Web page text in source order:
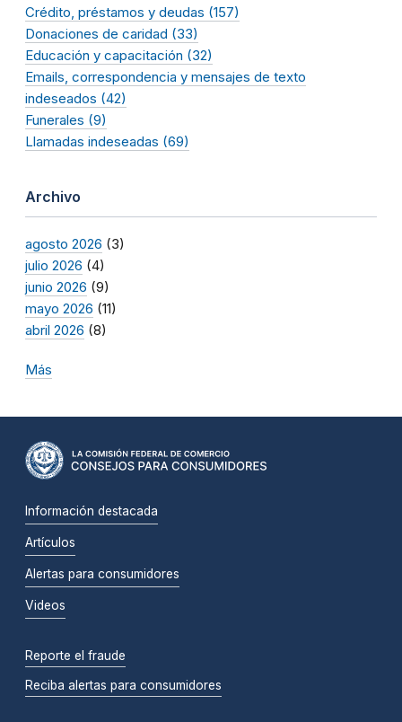
Crédito, préstamos y deudas (157)
Donaciones de caridad (33)
Educación y capacitación (32)
Emails, correspondencia y mensajes de texto
indeseados (42)
Funerales (9)
Llamadas indeseadas (69)
Archivo
agosto 2026 (3)
julio 2026 (4)
junio 2026 (9)
mayo 2026 (11)
abril 2026 (8)
Más
Información destacada
Artículos
Alertas para consumidores
Videos
Reporte el fraude
Reciba alertas para consumidores